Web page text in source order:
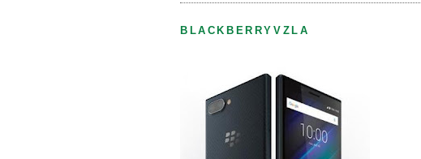
BLACKBERRYVZLA